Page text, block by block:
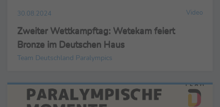
30.08.2024 Video
Zweiter Wettkampftag: Wetekam feiert
Bronze im Deutschen Haus
Team Deutschland Paralympics